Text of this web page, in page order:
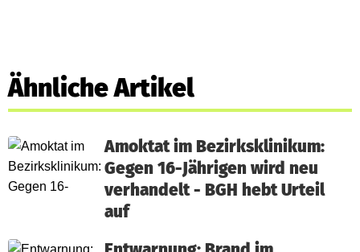
Ähnliche Artikel
Amoktat im Bezirksklinikum:
Gegen 16-Jährigen wird neu
verhandelt - BGH hebt Urteil
auf